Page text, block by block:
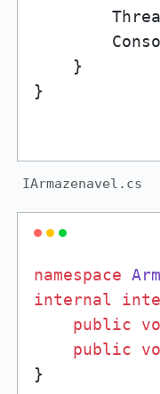
    }
IArmazenavel.cs
namespace
internal
public
public